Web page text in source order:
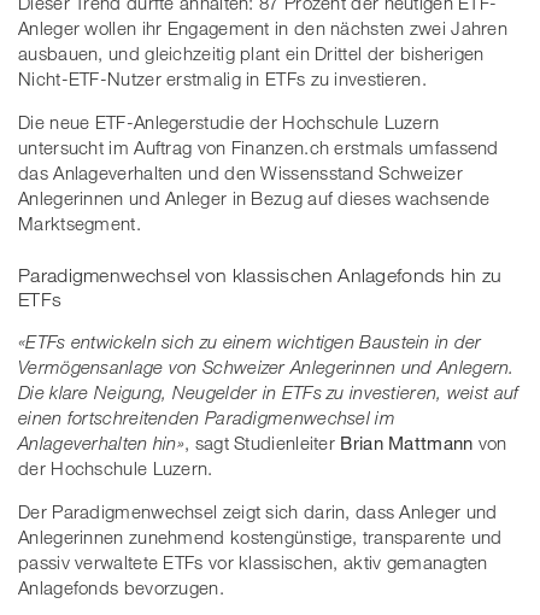
Anleger wollen ihr Engagement in den nächsten zwei Jahren
ausbauen, und gleichzeitig plant ein Drittel der bisherigen
Nicht-ETF-Nutzer erstmalig in ETFs zu investieren.
Die neue ETF-Anlegerstudie der Hochschule Luzern
untersucht im Auftrag von Finanzen.ch erstmals umfassend
das Anlageverhalten und den Wissensstand Schweizer
Anlegerinnen und Anleger in Bezug auf dieses wachsende
Marktsegment.
Paradigmenwechsel von klassischen Anlagefonds hin zu
ETFs
«ETFs entwickeln sich zu einem wichtigen Baustein in der
Vermögensanlage von Schweizer Anlegerinnen und Anlegern.
Die klare Neigung, Neugelder in ETFs zu investieren, weist auf
einen fortschreitenden Paradigmenwechsel im
Anlageverhalten hin», sagt Studienleiter Brian Mattmann von
der Hochschule Luzern.
Der Paradigmenwechsel zeigt sich darin, dass Anleger und
Anlegerinnen zunehmend kostengünstige, transparente und
passiv verwaltete ETFs vor klassischen, aktiv gemanagten
Anlagefonds bevorzugen.